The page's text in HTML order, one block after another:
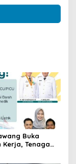
Buka
Kerja, Tenaga